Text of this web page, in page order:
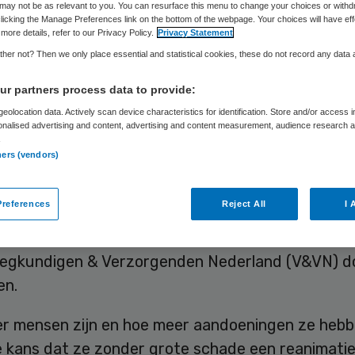
Skipr Redactie 4 april 2013,05:22 57 keer gelezen
doet bij kwetsbare ouderen vaak meer kwaad
artsen tijdig met kwetsbare oudere
of niet. In zo’n gesprek moeten artsen
voor risico’s er aan een reanimatie kleven. Dat
& Verzorgenden Nederland (V&VN)
mensen zijn en hoe meer aandoeningen ze
kans dat ze zonder grote schade een reanimatie
not be as relevant to you. You can resurface this menu to change your choices or
the Manage Preferences link on the bottom of the webpage. Your choices will have
details, refer to our Privacy Policy. Privacy Statement
not? Then we only place essential and statistical cookies, these do not record any data
partners process data to provide:
data. Actively scan device characteristics for identification. Store and/or access
advertising and content, advertising and content measurement, audience research
(vendors)
Reject All I